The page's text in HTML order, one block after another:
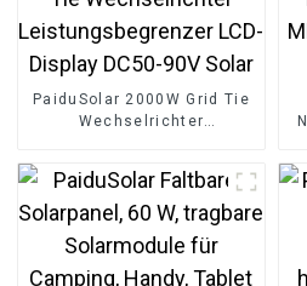
PaiduSolar 2000W Grid Tie
Wechselrichter